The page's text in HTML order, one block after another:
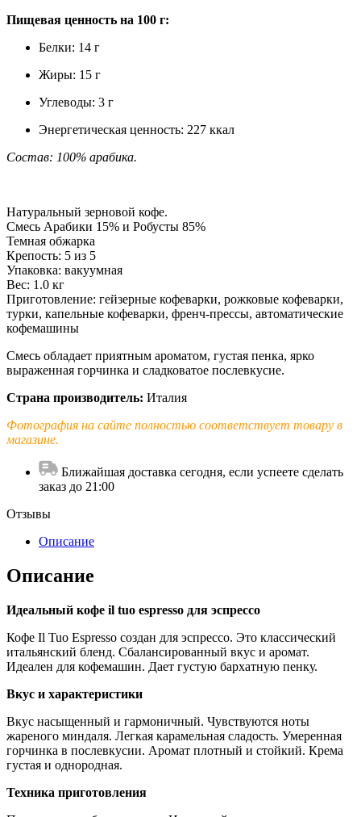
Пищевая ценность на 100 г:
Белки: 14 г
Жиры: 15 г
Углеводы: 3 г
Энергетическая ценность: 227 ккал
Состав: 100% арабика.
Натуральный зерновой кофе.
Смесь Арабики 15% и Робусты 85%
Темная обжарка
Крепость: 5 из 5
Упаковка: вакуумная
Вес: 1.0 кг
Приготовление: гейзерные кофеварки, рожковые кофеварки,
турки, капельные кофеварки, френч-прессы, автоматические
кофемашины
Смесь обладает приятным ароматом, густая пенка, ярко
выраженная горчинка и сладковатое послевкусие.
Страна производитель: Италия
Фотография на сайте полностью соответствует товару в
магазине.
Ближайшая доставка сегодня, если успеете сделать
заказ до 21:00
Отзывы
Описание
Описание
Идеальный кофе il tuo espresso для эспрессо
Кофе Il Tuo Espresso создан для эспрессо. Это классический
итальянский бленд. Сбалансированный вкус и аромат.
Идеален для кофемашин. Дает густую бархатную пенку.
Вкус и характеристики
Вкус насыщенный и гармоничный. Чувствуются ноты
жареного миндаля. Легкая карамельная сладость. Умеренная
горчинка в послевкусии. Аромат плотный и стойкий. Крема
густая и однородная.
Техника приготовления